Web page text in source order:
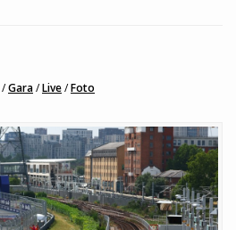
/Gara/Live/Foto